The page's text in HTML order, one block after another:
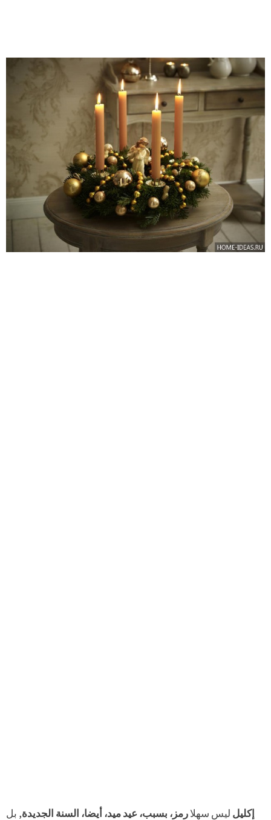
إكليل ليس سهلارمز، بسبب، عيد ميد، أيضا، السنة الجديدة, بل